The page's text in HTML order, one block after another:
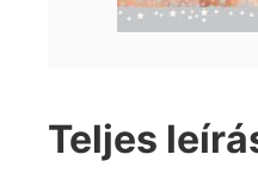
Teljes